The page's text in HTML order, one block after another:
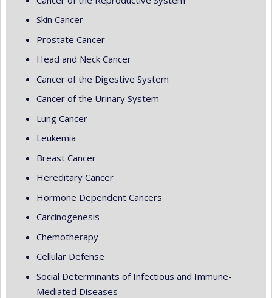
Skin Cancer
Prostate Cancer
Head and Neck Cancer
Cancer of the Digestive System
Cancer of the Urinary System
Lung Cancer
Leukemia
Breast Cancer
Hereditary Cancer
Hormone Dependent Cancers
Carcinogenesis
Chemotherapy
Cellular Defense
Social Determinants of Infectious and Immune-
Mediated Diseases